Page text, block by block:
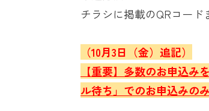
チラシに掲載のQRコード
（10月3日（金）追記）
【重要】多数のお申込
ル待ち」でのお申込みの